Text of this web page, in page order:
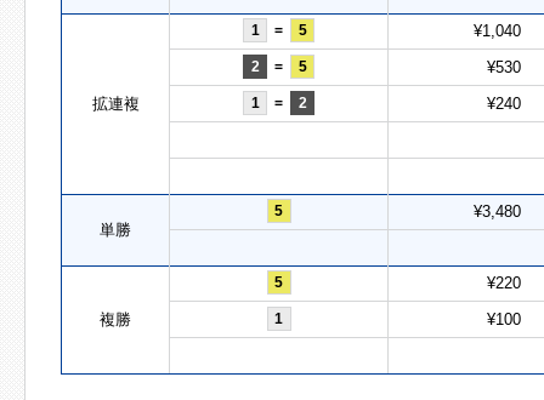
拡連複
1 = 5 ¥1,040
2 = 5 ¥530
1 = 2 ¥240
単勝
5 ¥3,480
複勝
5 ¥220
1 ¥100